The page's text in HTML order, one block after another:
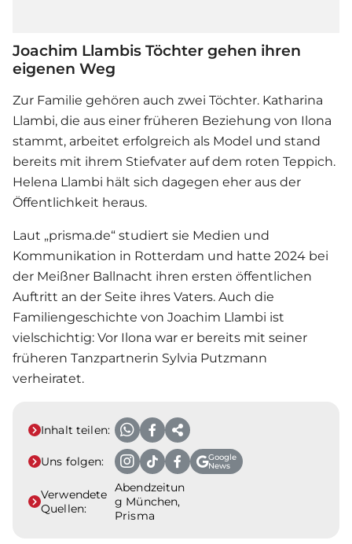
Joachim Llambis Töchter gehen ihren
eigenen Weg
Zur Familie gehören auch zwei Töchter. Katharina
Llambi, die aus einer früheren Beziehung von Ilona
stammt, arbeitet erfolgreich als Model und stand
bereits mit ihrem Stiefvater auf dem roten Teppich.
Helena Llambi hält sich dagegen eher aus der
Öffentlichkeit heraus.
Laut „prisma.de“ studiert sie Medien und
Kommunikation in Rotterdam und hatte 2024 bei
der Meißner Ballnacht ihren ersten öffentlichen
Auftritt an der Seite ihres Vaters. Auch die
Familiengeschichte von Joachim Llambi ist
vielschichtig: Vor Ilona war er bereits mit seiner
früheren Tanzpartnerin Sylvia Putzmann
verheiratet.
Inhalt teilen:
Uns folgen:
Google
News
Verwendete
Quellen:
Abendzeitun
g München,
Prisma